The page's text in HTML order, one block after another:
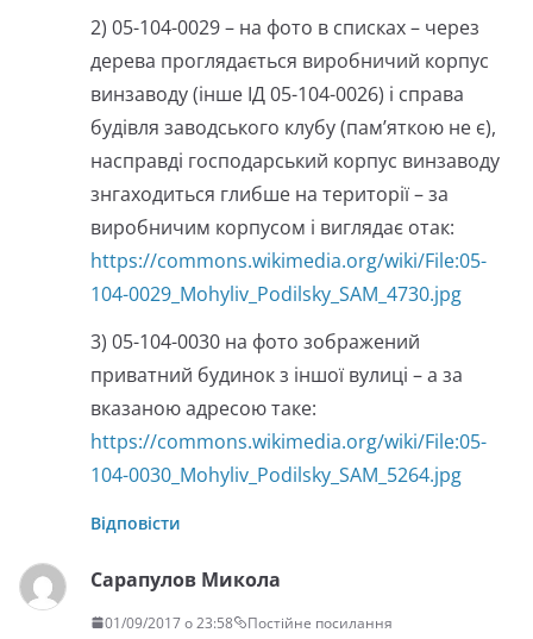
2) 05-104-0029 – на фото в списках – через
дерева проглядається виробничий корпус
винзаводу (інше ІД 05-104-0026) і справа
будівля заводського клубу (пам’яткою не є),
насправді господарський корпус винзаводу
знгаходиться глибше на території – за
виробничим корпусом і виглядає отак:
https://commons.wikimedia.org/wiki/File:05-
104-0029_Mohyliv_Podilsky_SAM_4730.jpg
3) 05-104-0030 на фото зображений
приватний будинок з іншої вулиці – а за
вказаною адресою таке:
https://commons.wikimedia.org/wiki/File:05-
104-0030_Mohyliv_Podilsky_SAM_5264.jpg
Відповісти
Сарапулов Микола
01/09/2017 о 23:58 Постійне посилання